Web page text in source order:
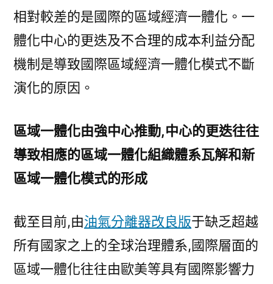
相對較差的是國際的區域經濟一體化。一
體化中心的更迭及不合理的成本利益分配
機制是導致國際區域經濟一體化模式不斷
演化的原因。
區域一體化由強中心推動,中心的更迭往往
導致相應的區域一體化組織體系瓦解和新
區域一體化模式的形成
截至目前,由油氣分離器改良版于缺乏超越
所有國家之上的全球治理體系,國際層面的
區域一體化往往由歐美等具有國際影響力